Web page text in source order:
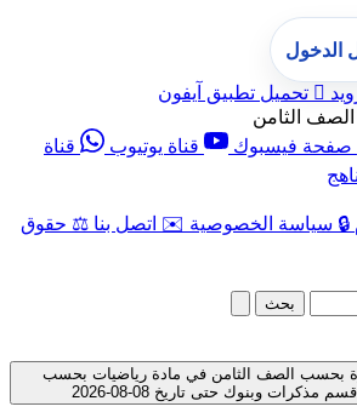
 تحميل تطبيق آيفون
الصف الثامن
صفحة فيسبوك قناة يوتيوب
قناة
🔒 سياسة الخصوصية ✉️ اتصل بنا ⚖️ حقوق
الدخول
بحث
بحسب الصف الثامن في مادة رياضيات بحسب
مذكرات وبنوك حتى تاريخ 08-08-2026